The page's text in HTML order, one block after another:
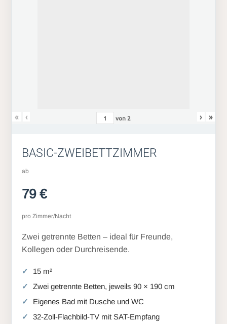
« ‹ von 2 › »
BASIC-ZWEIBETTZIMMER
ab
79 €
pro Zimmer/Nacht
Zwei getrennte Betten – ideal für Freunde,
Kollegen oder Durchreisende.
15 m²
Zwei getrennte Betten, jeweils 90 × 190 cm
Eigenes Bad mit Dusche und WC
32-Zoll-Flachbild-TV mit SAT-Empfang